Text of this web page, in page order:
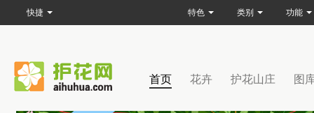
首页 花卉 护花山庄 图
快捷 特色 类别 功能